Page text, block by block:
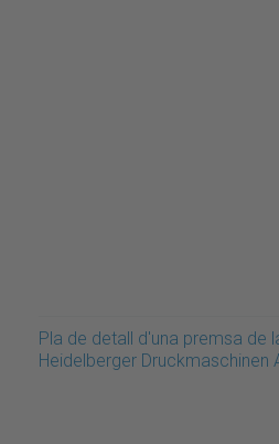
Pla de detall d'una premsa de
Heidelberger Druckmaschinen